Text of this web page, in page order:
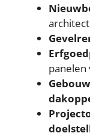
panelen